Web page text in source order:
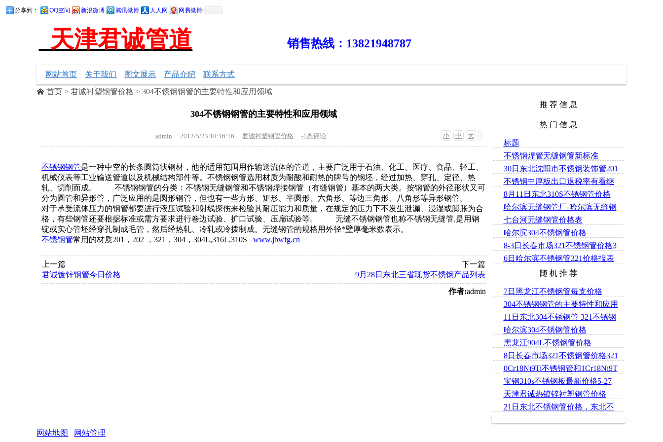
分享到： QQ空间 新浪微博 腾讯微博 人人网 网易微博
天津君诚管道 销售热线：13821948787
网站首页 关于我们 图文展示 产品介绍 联系方式
首页 > 君诚衬塑钢管价格 > 304不锈钢钢管的主要特性和应用领域
304不锈钢钢管的主要特性和应用领域
小 中 大
admin 2012/5/23 10:16:16 君诚衬塑钢管价格 -1条评论
不锈钢钢管是一种中空的长条圆筒状钢材，他的适用范围用作输送流体的管道，主要广泛用于石油、化工、医疗、食品、轻工、
机械仪表等工业输送管道以及机械结构部件等。不锈钢钢管选用材质为耐酸和耐热的牌号的钢坯，经过加热、穿孔、定径、热
轧、切削而成。 不锈钢钢管的分类：不锈钢无缝钢管和不锈钢焊接钢管（有缝钢管）基本的两大类。按钢管的外径形状又可
分为圆管和异形管，广泛应用的是圆形钢管，但也有一些方形、矩形、半圆形、六角形、等边三角形、八角形等异形钢管。
对于承受流体压力的钢管都要进行液压试验和射线探伤来检验其耐压能力和质量，在规定的压力下不发生泄漏、浸湿或膨胀为合
格，有些钢管还要根据标准或需方要求进行卷边试验、扩口试验、压扁试验等。 无缝不锈钢钢管也称不锈钢无缝管,是用钢
锭或实心管坯经穿孔制成毛管，然后经热轧、冷轧或冷拨制成。无缝钢管的规格用外径*壁厚毫米数表示。
不锈钢管常用的材质201，202 ，321，304，304L,316L,310Swww.jbwfg.cn
上一篇
君诚镀锌钢管今日价格
下一篇
9月28日东北三省现货不锈钢产品列表
作者:admin
推 荐 信 息
热 门 信 息
标题
不锈钢焊管无缝钢管新标准
30日东北沈阳市不锈钢装饰管201
材质最新价格
不锈钢中厚板出口退税率有看继
续上调
8月11日东北310S不锈钢管价格
哈尔滨无缝钢管厂-哈尔滨无缝钢
管-哈尔滨无缝管-哈尔滨不锈钢管-
哈尔滨不锈钢无缝钢管-哈尔滨合金
管-哈尔滨钢管-哈尔滨流体管-哈尔
滨锅炉管-哈尔滨螺旋管
七台河无缝钢管价格表
哈尔滨304不锈钢管价格
8-3日长春市场321不锈钢管价格3
21不锈钢中厚板行情
6日哈尔滨不锈钢管321价格报表
随 机 推 荐
7日黑龙江不锈钢管每支价格
304不锈钢钢管的主要特性和应用
领域11日东北304不锈钢管 321不锈钢
管价格哈尔滨304不锈钢管价格
黑龙江904L不锈钢管价格
8日长春市场321不锈钢管价格321
不锈钢中厚板行情
0Cr18Ni9Ti不锈钢管和1Cr18Ni9T
i不锈钢管的耐腐蚀性能
宝钢310s不锈钢板最新价格5-27
天津君诚热镀锌衬塑钢管价格
21日东北不锈钢管价格，东北不
锈钢板价格列表
网站地图
网站管理